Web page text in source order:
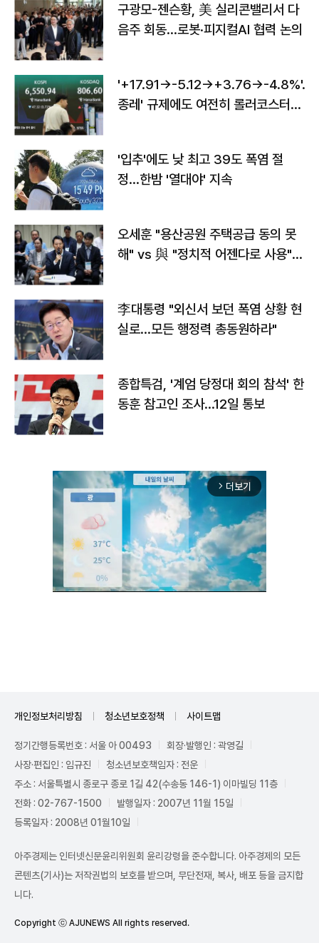
구광모-젠슨황, 美 실리콘밸리서 다
음주 회동…로봇·피지컬AI 협력 논의
'+17.91→-5.12→+3.76→-4.8%'…'
종레' 규제에도 여전히 롤러코스터
'입추'에도 낮 최고 39도 폭염 절
정…한밤 '열대야' 지속
오세훈 "용산공원 주택공급 동의 못
해" vs 與 "정치적 어젠다로 사용"
李대통령 "외신서 보던 폭염 상황 현
실로…모든 행정력 총동원하라"
종합특검, '계엄 당정대 회의 참석' 한
동훈 참고인 조사...12일 통보
arrow_forward_ios 더보기
개인정보처리방침 청소년보호정책 사이트맵
정기간행등록번호 : 서울 아 00493
회장·발행인 : 곽영길
사장·편집인 : 임규진
청소년보호책임자 : 전운
주소 : 서울특별시 종로구 종로 1길 42(수송동 146-1) 이마빌딩 11층
전화 : 02-767-1500
발행일자 : 2007년 11월 15일
등록일자 : 2008년 01월10일
아주경제는 인터넷신문윤리위원회 윤리강령을 준수합니다. 아주경제의 모든
콘텐츠(기사)는 저작권법의 보호를 받으며, 무단전재, 복사, 배포 등을 금지합
니다.
Copyright ⓒ AJUNEWS All rights reserved.